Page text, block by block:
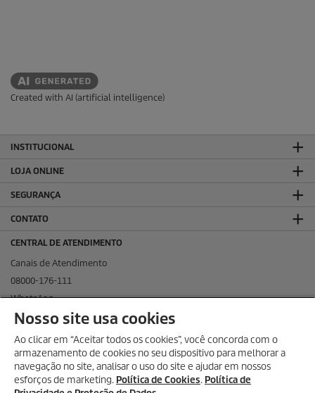
Created with AI (artificial intelligence)
INSTITUCIONAL
LOJA ONLINE
SEGURANÇA
CONTATO
CENTRAL DE ATENDIMENTO
Canais de Atendimento
08000-176-111
WhatsApp
KÄRCHER NAS REDES SOCIAIS
KÄRCHER PROFISSIONAL
Nosso site usa cookies
Ao clicar em “Aceitar todos os cookies”, você concorda com o
armazenamento de cookies no seu dispositivo para melhorar a
navegação no site, analisar o uso do site e ajudar em nossos
esforços de marketing. Política de Cookies. Política de